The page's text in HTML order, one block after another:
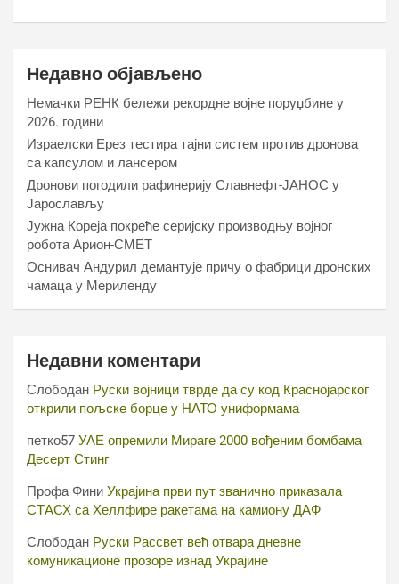
Недавно објављено
Немачки РЕНК бележи рекордне војне поруџбине у
2026. години
Израелски Ерез тестира тајни систем против дронова
са капсулом и лансером
Дронови погодили рафинерију Славнефт-ЈАНОС у
Јарослављу
Јужна Кореја покреће серијску производњу војног
робота Арион-СМЕТ
Оснивач Андурил демантује причу о фабрици дронских
чамаца у Мериленду
Недавни коментари
Слободан Руски војници тврде да су код Краснојарског
открили пољске борце у НАТО униформама
петко57 УАЕ опремили Мираге 2000 вођеним бомбама
Десерт Стинг
Профа Фини Украјина први пут званично приказала
СТАСХ са Хеллфире ракетама на камиону ДАФ
Слободан Руски Рассвет већ отвара дневне
комуникационе прозоре изнад Украјине